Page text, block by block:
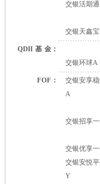
交银活期
交银天鑫
QDII 基 金：
交银环球A
FOF：
交银安享
A
交银招享
交银优享
交银安悦
Y